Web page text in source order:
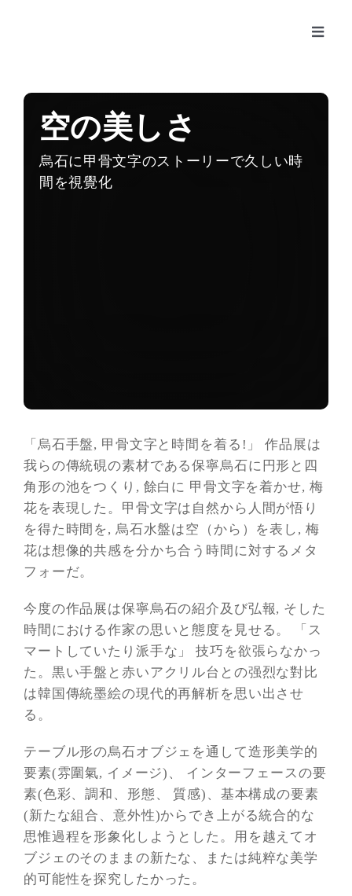
Toggle
About
KR
空の美しさ
烏石に甲骨文字のストーリーで久しい時
間を視覺化
「烏石手盤, 甲骨文字と時間を着る!」 作品展は
我らの傳統硯の素材である保寧烏石に円形と四
角形の池をつくり, 餘白に 甲骨文字を着かせ, 梅
花を表現した。甲骨文字は自然から人間が悟り
を得た時間を, 烏石水盤は空（から）を表し, 梅
花は想像的共感を分かち合う時間に対するメタ
フォーだ。
今度の作品展は保寧烏石の紹介及び弘報, そした
時間における作家の思いと態度を見せる。 「ス
マートしていたり派手な」 技巧を欲張らなかっ
た。黒い手盤と赤いアクリル台との强烈な對比
は韓国傳統墨絵の現代的再解析を思い出させ
る。
テーブル形の烏石オブジェを通して造形美学的
要素(雰圍氣, イメージ)
、 インターフェースの要
素(色彩、調和、形態、 質感) 、基本構成の要素
(新たな組合、意外性)からでき上がる統合的な
思惟過程を形象化しようとした。用を越えてオ
ブジェのそのままの新たな、または純粹な美学
的可能性を探究したかった。